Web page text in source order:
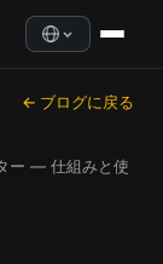
← ブログに戻る
ー — 仕組みと使